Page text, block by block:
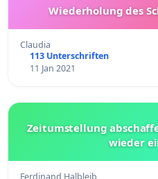
Wiederholung des
Claudia
113 Unterschriften
11 Jan 2021
Zeitumstellung
wieder
Ferdinand Halbleib